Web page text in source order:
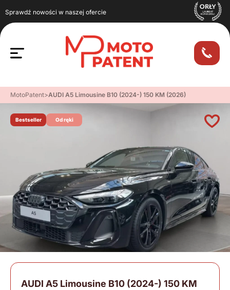
Sprawdź nowości w naszej ofercie
MotoPatent>AUDI A5 Limousine B10 (2024-) 150 KM (2026)
Bestseller Od ręki
AUDI A5 Limousine B10 (2024-) 150 KM